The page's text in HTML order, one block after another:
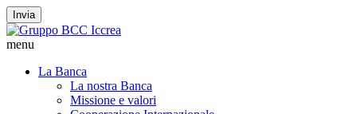
Invia
menu
La Banca
La nostra Banca
Missione e valori